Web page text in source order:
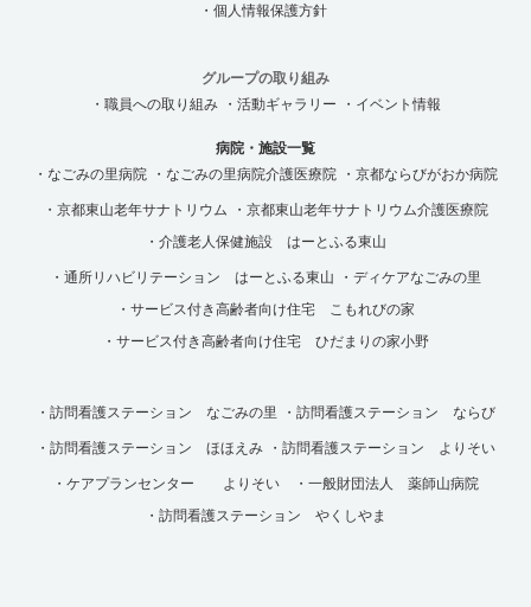
・個人情報保護方針
グループの取り組み
・職員への取り組み
・活動ギャラリー ・イベント情報
病院・施設一覧
・なごみの里病院
・なごみの里病院介護医療院 ・京都ならびがおか病院
・京都東山老年サナトリウム
・京都東山老年サナトリウム介護医療院
・介護老人保健施設 はーとふる東山
・通所リハビリテーション はーとふる東山
・ディケアなごみの里
・サービス付き高齢者向け住宅 こもれびの家
・サービス付き高齢者向け住宅 ひだまりの家小野
・訪問看護ステーション なごみの里 ・訪問看護ステーション ならび
・訪問看護ステーション ほほえみ ・訪問看護ステーション よりそい
・ケアプランセンター よりそい
・一般財団法人 薬師山病院
・訪問看護ステーション やくしやま